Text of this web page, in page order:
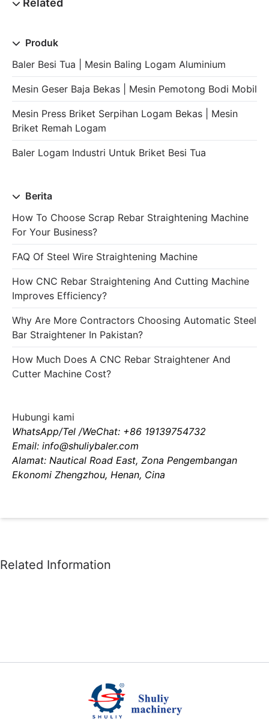
Produk
Baler Besi Tua | Mesin Baling Logam Aluminium
Mesin Geser Baja Bekas | Mesin Pemotong Bodi Mobil
Mesin Press Briket Serpihan Logam Bekas | Mesin
Briket Remah Logam
Baler Logam Industri Untuk Briket Besi Tua
Berita
How To Choose Scrap Rebar Straightening Machine
For Your Business?
FAQ Of Steel Wire Straightening Machine
How CNC Rebar Straightening And Cutting Machine
Improves Efficiency?
Why Are More Contractors Choosing Automatic Steel
Bar Straightener In Pakistan?
How Much Does A CNC Rebar Straightener And
Cutter Machine Cost?
Hubungi kami
WhatsApp/Tel /WeChat: +86 19139754732
Email: info@shuliybaler.com
Alamat: Nautical Road East, Zona Pengembangan
Ekonomi Zhengzhou, Henan, Cina